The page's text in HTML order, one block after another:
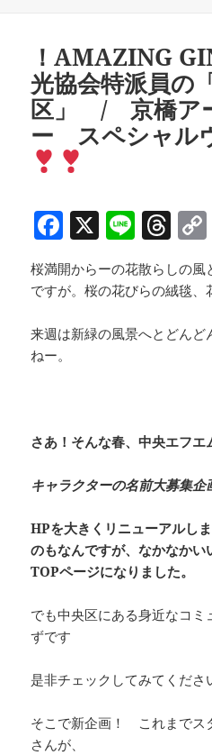
o
o
k
s
！AMAZING
光協会特派員の
区」 / 京橋ア
ー スペシャル
F
a
c
e
b
k
X Li
n
e
T
re
d
桜満開からーの花散らしの風
ですが。桜の花びらの絨毯、
来週は新緑の風景へとどんど
ねー。
さあ！そんな春、中央エフエ
キャラクターの名前大募集
HPを大きくリニューアルし
のもなんですが、なかなか
TOPページになりました。
でも中央区にある身近なコ
ずです
是非チェックしてみてくださ
そこで新企画！ これまでス
さんが、